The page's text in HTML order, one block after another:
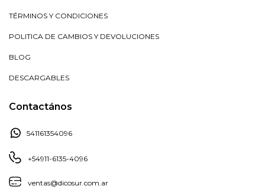
TÉRMINOS Y CONDICIONES
POLITICA DE CAMBIOS Y DEVOLUCIONES
BLOG
DESCARGABLES
Contactános
541161354096
+54911-6135-4096
ventas@dicosur.com.ar